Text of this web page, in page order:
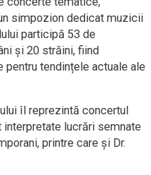
simpozion dedicat muzicii
participă 53 de
și 20 străini, fiind
tendințele actuale ale
îl reprezintă concertul
interpretate lucrări semnate
printre care și Dr.